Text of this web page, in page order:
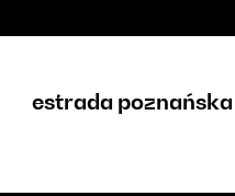
estrada poznańska